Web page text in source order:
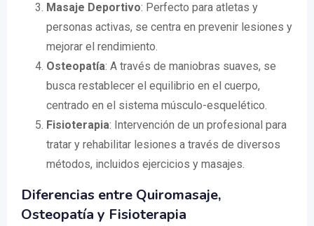
Masaje Deportivo: Perfecto para atletas y
personas activas, se centra en prevenir lesiones y
mejorar el rendimiento.
Osteopatía: A través de maniobras suaves, se
busca restablecer el equilibrio en el cuerpo,
centrado en el sistema músculo-esquelético.
Fisioterapia: Intervención de un profesional para
tratar y rehabilitar lesiones a través de diversos
métodos, incluidos ejercicios y masajes.
Diferencias entre Quiromasaje,
Osteopatía y Fisioterapia